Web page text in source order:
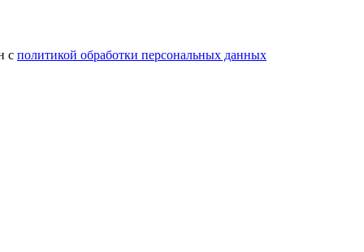
с политикой обработки персональных данных